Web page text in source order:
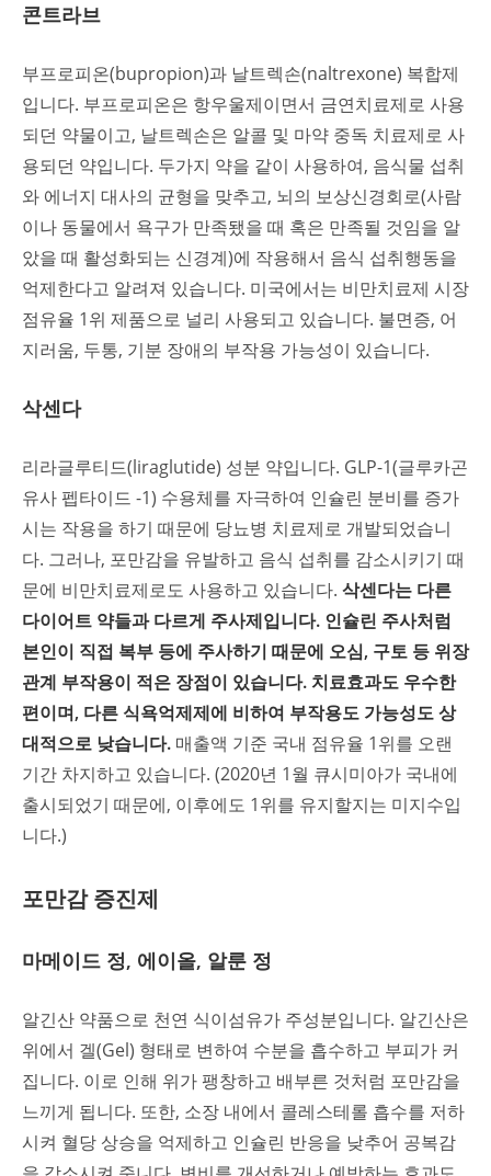
콘트라브
부프로피온(bupropion)과 날트렉손(naltrexone) 복합제
입니다. 부프로피온은 항우울제이면서 금연치료제로 사용
되던 약물이고, 날트렉손은 알콜 및 마약 중독 치료제로 사
용되던 약입니다. 두가지 약을 같이 사용하여, 음식물 섭취
와 에너지 대사의 균형을 맞추고, 뇌의 보상신경회로(사람
이나 동물에서 욕구가 만족됐을 때 혹은 만족될 것임을 알
았을 때 활성화되는 신경계)에 작용해서 음식 섭취행동을
억제한다고 알려져 있습니다. 미국에서는 비만치료제 시장
점유율 1위 제품으로 널리 사용되고 있습니다. 불면증, 어
지러움, 두통, 기분 장애의 부작용 가능성이 있습니다.
삭센다
리라글루티드(liraglutide) 성분 약입니다. GLP-1(글루카곤
유사 펩타이드 -1) 수용체를 자극하여 인슐린 분비를 증가
시는 작용을 하기 때문에 당뇨병 치료제로 개발되었습니
다. 그러나, 포만감을 유발하고 음식 섭취를 감소시키기 때
문에 비만치료제로도 사용하고 있습니다. 삭센다는 다른
다이어트 약들과 다르게 주사제입니다. 인슐린 주사처럼
본인이 직접 복부 등에 주사하기 때문에 오심, 구토 등 위장
관계 부작용이 적은 장점이 있습니다. 치료효과도 우수한
편이며, 다른 식욕억제제에 비하여 부작용도 가능성도 상
대적으로 낮습니다. 매출액 기준 국내 점유율 1위를 오랜
기간 차지하고 있습니다. (2020년 1월 큐시미아가 국내에
출시되었기 때문에, 이후에도 1위를 유지할지는 미지수입
니다.)
포만감 증진제
마메이드 정, 에이올, 알룬 정
알긴산 약품으로 천연 식이섬유가 주성분입니다. 알긴산은
위에서 겔(Gel) 형태로 변하여 수분을 흡수하고 부피가 커
집니다. 이로 인해 위가 팽창하고 배부른 것처럼 포만감을
느끼게 됩니다. 또한, 소장 내에서 콜레스테롤 흡수를 저하
시켜 혈당 상승을 억제하고 인슐린 반응을 낮추어 공복감